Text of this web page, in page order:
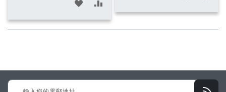
入
清
入
入
願
單
入
比
Sign